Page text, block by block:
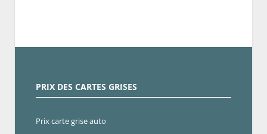
PRIX DES CARTES GRISES
Prix carte grise auto